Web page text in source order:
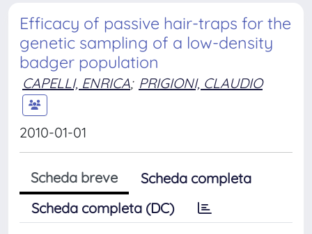
Efficacy of passive hair-traps for the
genetic sampling of a low-density
badger population
CAPELLI, ENRICA; PRIGIONI, CLAUDIO
2010-01-01
Scheda breve
Scheda completa
Scheda completa (DC)